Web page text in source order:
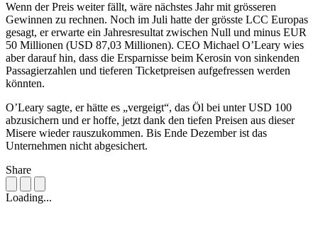
Wenn der Preis weiter fällt, wäre nächstes Jahr mit grösseren
Gewinnen zu rechnen. Noch im Juli hatte der grösste LCC Europas
gesagt, er erwarte ein Jahresresultat zwischen Null und minus EUR
50 Millionen (USD 87,03 Millionen). CEO Michael O’Leary wies
aber darauf hin, dass die Ersparnisse beim Kerosin von sinkenden
Passagierzahlen und tieferen Ticketpreisen aufgefressen werden
könnten.
O’Leary sagte, er hätte es „vergeigt“, das Öl bei unter USD 100
abzusichern und er hoffe, jetzt dank den tiefen Preisen aus dieser
Misere wieder rauszukommen. Bis Ende Dezember ist das
Unternehmen nicht abgesichert.
Share
Loading...